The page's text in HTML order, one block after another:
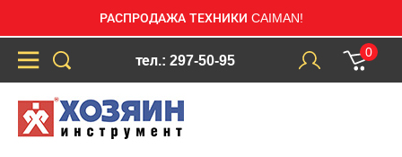
РАСПРОДАЖА ТЕХНИКИ CAIMAN!
тел.: 297-50-95
0